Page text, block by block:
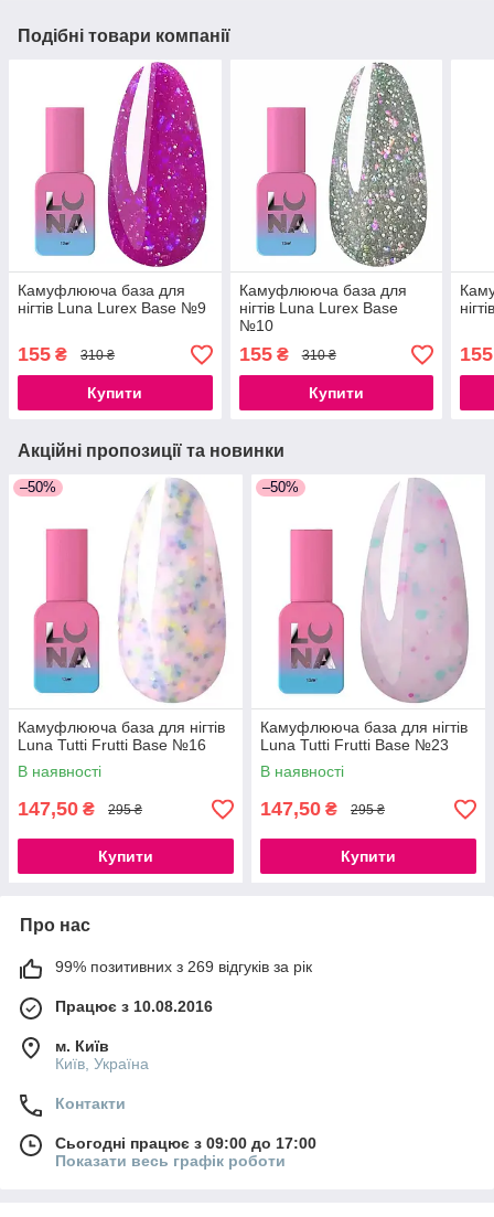
Подібні товари компанії
Камуфлююча база для
нігтів Luna Lurex Base №9
155 ₴ 310 ₴
Купити
Камуфлююча база для
нігтів Luna Lurex Base
№10
155₴ 310 ₴
Купити
155
Акційні пропозиції та новинки
–50%
Камуфлююча база для нігтів
Luna Tutti Frutti Base №16
В наявності
147,50 ₴ 295 ₴
Купити
–50%
Камуфлююча база для нігтів
Luna Tutti Frutti Base №23
В наявності
147,50 ₴ 295 ₴
Купити
Про нас
99% позитивних з 269 відгуків за рік
Працює з 10.08.2016
м. Київ
Київ, Україна
Контакти
Сьогодні працює з 09:00 до 17:00
Показати весь графік роботи